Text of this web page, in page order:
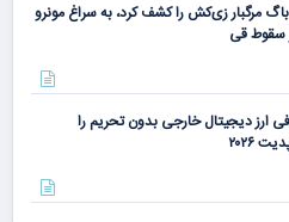
مرگبار زی‌کش را کشف کرد، به سراغ مونرو
سقوط قی
ارز دیجیتال خارجی بدون تحریم را
۲۰۲۶